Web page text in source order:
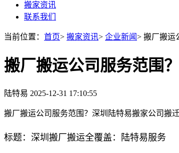
搬家资讯
联系我们
当前位置： 首页> 搬家资讯> 企业新闻> 搬厂搬运
搬厂搬运公司服务范围
陆特易 2025-12-31 17:10:55
搬厂搬运公司服务范围？深圳陆特易搬家公司搬
标题：深圳搬厂搬运全覆盖：陆特易服务